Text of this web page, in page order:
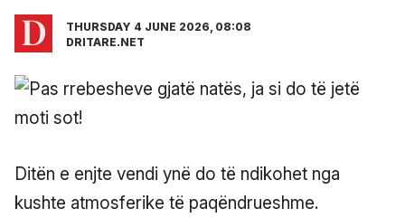
THURSDAY 4 JUNE 2026, 08:08
DRITARE.NET
Ditën e enjte vendi ynë do të ndikohet nga
kushte atmosferike të paqëndrueshme.